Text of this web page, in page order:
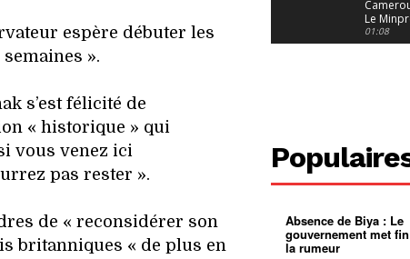
espère débuter les
semaines ».
s’est félicité de
« historique » qui
vous venez ici
pas rester ».
de « reconsidérer son
britanniques « de plus en
Le
alerte
dérives
01:08
grandes
pluies
Échec au
Le père
pasteur
L’État
Absence de Biya : Le
gouvernement met
la rumeur